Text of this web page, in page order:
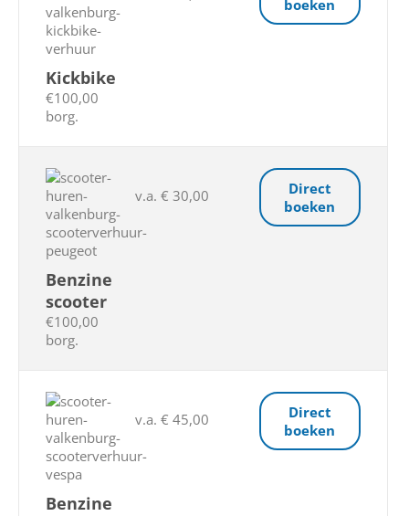
Kickbike
€100,00
borg.
boeken
Benzine
scooter
€100,00
borg.
v.a. € 30,00
Direct
boeken
Benzine
v.a. € 45,00
Direct
boeken